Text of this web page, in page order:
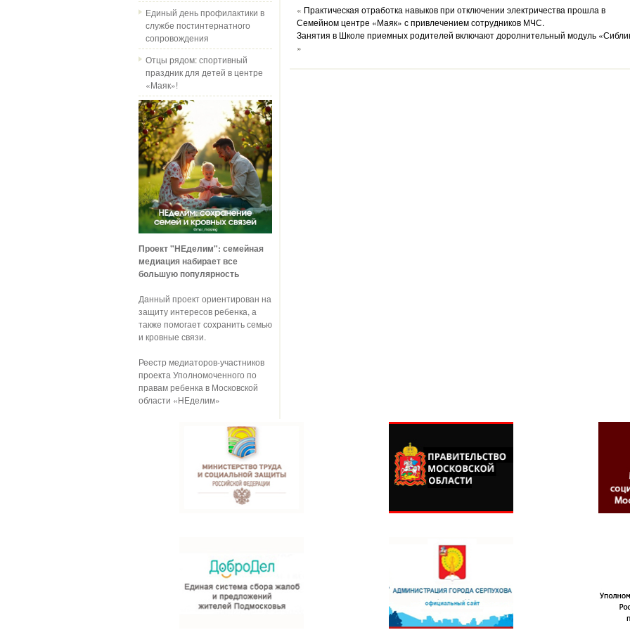
Единый день профилактики в
службе постинтернатного
сопровождения
Отцы рядом: спортивный
праздник для детей в центре
«Маяк»!
Проект "НЕделим": семейная
медиация набирает все
большую популярность
Данный проект ориентирован на
защиту интересов ребенка, а
также помогает сохранить семью
и кровные связи.
Реестр медиаторов-участников
проекта Уполномоченного по
правам ребенка в Московской
области «НЕделим»
« Практическая отработка навыков при отключении электричества прошла в
Семейном центре «Маяк» с привлечением сотрудников МЧС.
Занятия в Школе приемных родителей включают доролнительный модуль
»